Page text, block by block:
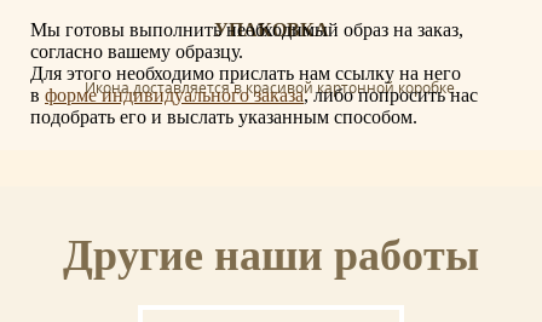
УПАКОВКА
Икона доставляется в красивой картонной коробке.
отделки иконы.
Мы готовы выполнить необходимый образ на заказ,
согласно вашему образцу.
Для этого необходимо прислать нам ссылку на него
в форме индивидуального заказа, либо попросить нас
подобрать его и выслать указанным способом.
Другие наши работы